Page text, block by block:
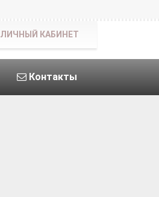
Контакты
ЛИЧНЫЙ КАБИНЕТ